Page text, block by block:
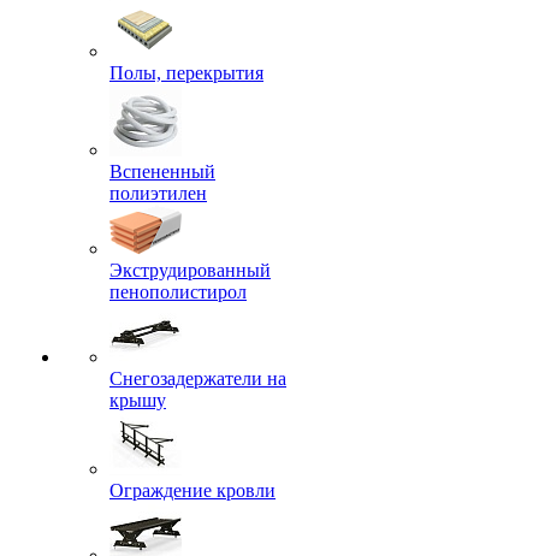
Полы, перекрытия
Вспененный
полиэтилен
Экструдированный
пенополистирол
Снегозадержатели на
крышу
Ограждение кровли